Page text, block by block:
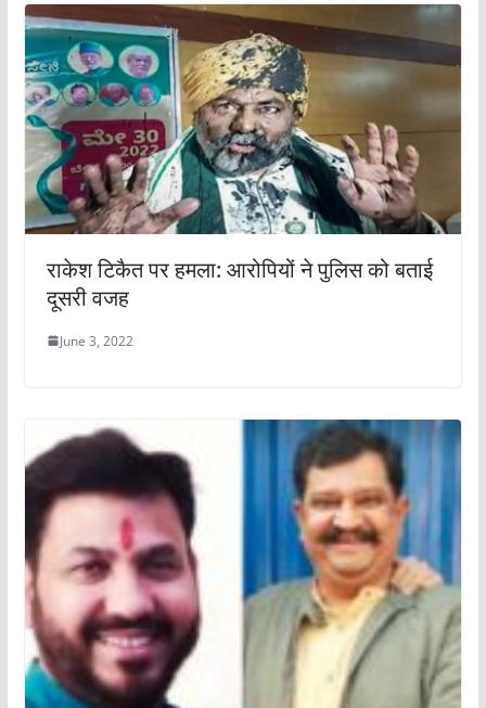
राकेश टिकैत पर हमला: आरोपियों ने पुलिस को बताई
दूसरी वजह
June 3, 2022